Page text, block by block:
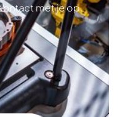
met je op.